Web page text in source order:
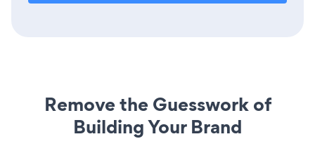
Remove the Guesswork of
Building Your Brand